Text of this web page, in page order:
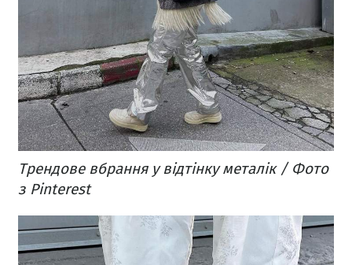
Трендове вбрання у відтінку металік / Фото
з Pinterest